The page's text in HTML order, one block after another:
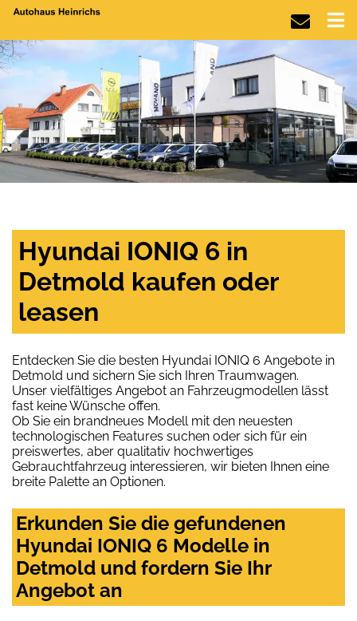
Hyundai IONIQ 6 in
Detmold kaufen oder
leasen
Entdecken Sie die besten Hyundai IONIQ 6 Angebote in
Detmold und sichern Sie sich Ihren Traumwagen.
Unser vielfältiges Angebot an Fahrzeugmodellen lässt
fast keine Wünsche offen.
Ob Sie ein brandneues Modell mit den neuesten
technologischen Features suchen oder sich für ein
preiswertes, aber qualitativ hochwertiges
Gebrauchtfahrzeug interessieren, wir bieten Ihnen eine
breite Palette an Optionen.
Erkunden Sie die gefundenen
Hyundai IONIQ 6 Modelle in
Detmold und fordern Sie Ihr
Angebot an